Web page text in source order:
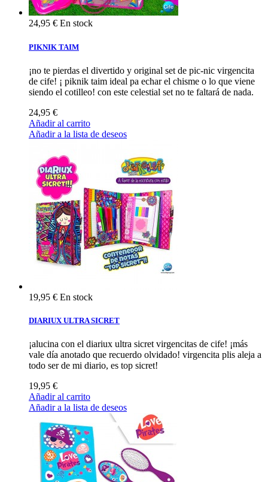
24,95 € En stock
PIKNIK TAIM
¡no te pierdas el divertido y original set de pic-nic virgencita
de cife! ¡ piknik taim ideal pa echar el chisme o lo que viene
siendo el cotilleo! con este celestial set no te faltará de nada.
24,95 €
Añadir al carrito
Añadir a la lista de deseos
19,95 € En stock
DIARIUX ULTRA SICRET
¡alucina con el diariux ultra sicret virgencitas de cife! ¡más
vale día anotado que recuerdo olvidado! virgencita plis aleja a
todo ser de mi diario, es top sicret!
19,95 €
Añadir al carrito
Añadir a la lista de deseos